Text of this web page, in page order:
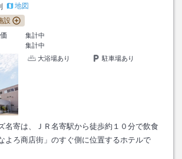
地図
設
集計中
集計中
大浴場あり
駐車場あり
名寄は、ＪＲ名寄駅から徒歩約１０分で飲食
よろ商店街」のすぐ側に位置するホテルで